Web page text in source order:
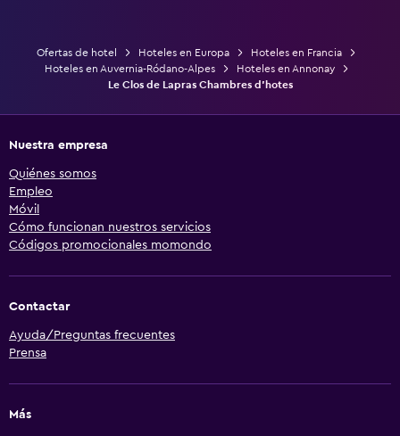
Ofertas de hotel Hoteles en Europa
Hoteles en Francia
Hoteles en Auvernia-Ródano-Alpes
Hoteles en Annonay
Le Clos de Lapras Chambres d'hotes
Nuestra empresa
Quiénes somos
Empleo
Móvil
Cómo funcionan nuestros servicios
Códigos promocionales momondo
Contactar
Ayuda/Preguntas frecuentes
Prensa
Más